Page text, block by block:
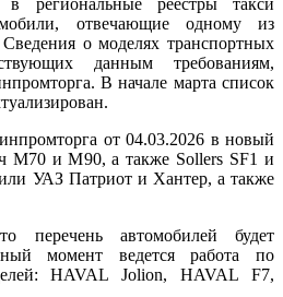
реестры такси
отвечающие одному из
о моделях транспортных
данным требованиям,
В начале марта список
от 04.03.2026 в новый
М70 и М90, а также Sollers SF1 и
УАЗ Патриот и Хантер, а также
перечень автомобилей будет
момент ведется работа по
HAVAL Jolion, HAVAL F7,